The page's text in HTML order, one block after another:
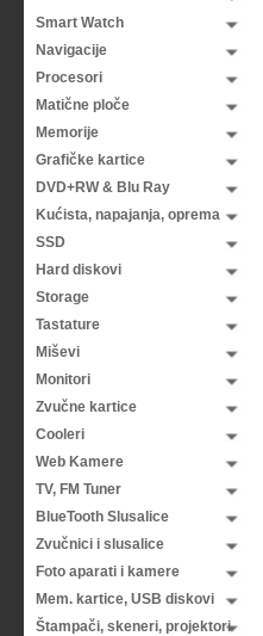
Smart Watch
Navigacije
Procesori
Matične ploče
Memorije
Grafičke kartice
DVD+RW & Blu Ray
Kućista, napajanja, oprema
SSD
Hard diskovi
Storage
Tastature
Miševi
Monitori
Zvučne kartice
Cooleri
Web Kamere
TV, FM Tuner
BlueTooth Slusalice
Zvučnici i slusalice
Foto aparati i kamere
Mem. kartice, USB diskovi
Štampači, skeneri, projektori